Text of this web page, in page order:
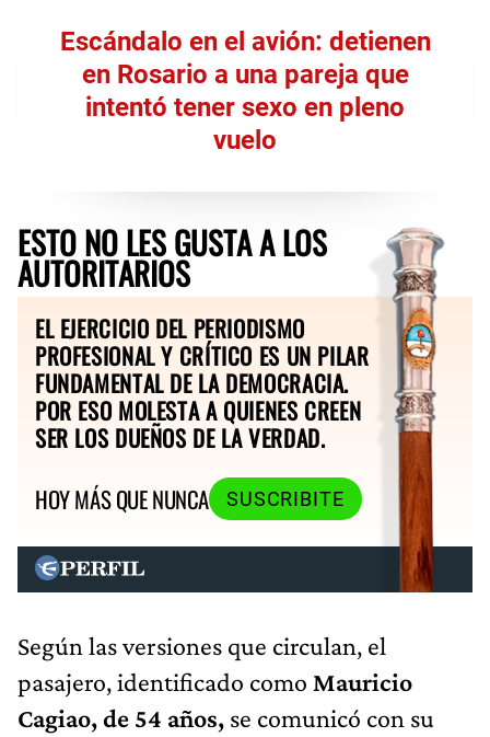
Escándalo en el avión: detienen
en Rosario a una pareja que
intentó tener sexo en pleno
vuelo
ESTO NO LES GUSTA A LOS
AUTORITARIOS
EL EJERCICIO DEL PERIODISMO
PROFESIONAL Y CRÍTICO ES UN PILAR
FUNDAMENTAL DE LA DEMOCRACIA.
POR ESO MOLESTA A QUIENES CREEN
SER LOS DUEÑOS DE LA VERDAD.
HOY MÁS QUE NUNCA
SUSCRIBITE
Según las versiones que circulan, el
pasajero, identificado como Mauricio
Cagiao, de 54 años, se comunicó con su